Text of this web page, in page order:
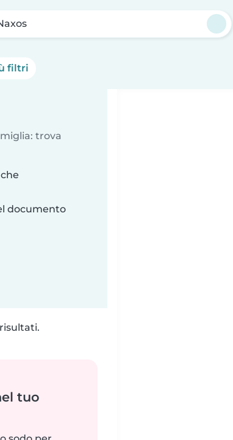
filtri
trova
documento
tuo